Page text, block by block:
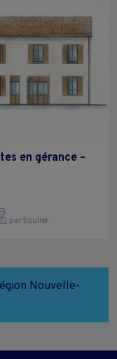
en gérance –
particulier
Nouvelle-